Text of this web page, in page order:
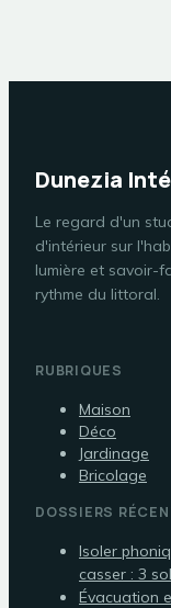
Dunezia
Le regard d'un
d'intérieur sur
lumière et savoir-
rythme du littoral.
RUBRIQUES
Maison
Déco
Jardinage
Bricolage
DOSSIERS
Isoler
casser : 3
Évacuation